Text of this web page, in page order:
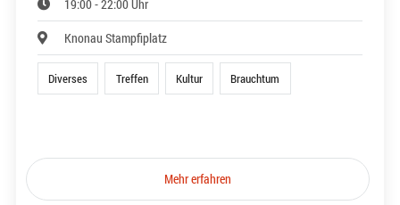
19:00 - 22:00 Uhr
Knonau Stampfiplatz
Diverses Treffen Kultur Brauchtum
Mehr erfahren